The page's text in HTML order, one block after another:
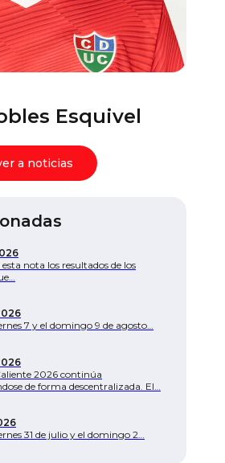
Esquivel
a noticias
esta nota los resultados de los
7 y el domingo 9 de agosto…
2026 continúa
de forma descentralizada. El…
31 de julio y el domingo 2…